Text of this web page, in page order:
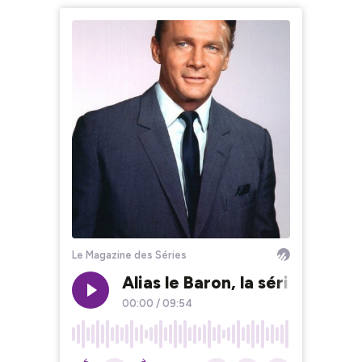
Le Magazine des Séries
Alias le Baron, la série
00:00 / 09:54